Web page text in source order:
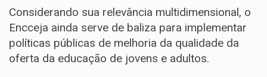
Considerando sua relevância multidimensional, o
Encceja ainda serve de baliza para implementar
políticas públicas de melhoria da qualidade da
oferta da educação de jovens e adultos.